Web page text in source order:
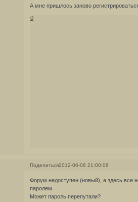
А мне пришлось заново
0
Поделиться2012-06-06 21:00:06
Форум недоступен (новый), а здесь все
паролем.
Может пароль перепутали?